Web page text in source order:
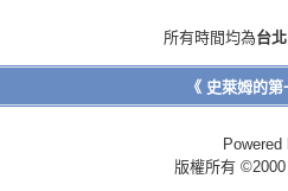
所有時間均為台
《 史萊姆的
版權所有